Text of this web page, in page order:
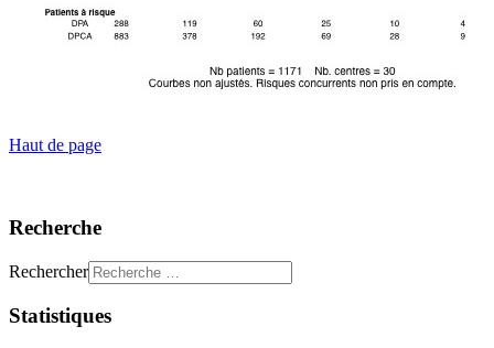
Haut de page
Recherche
Rechercher
Statistiques